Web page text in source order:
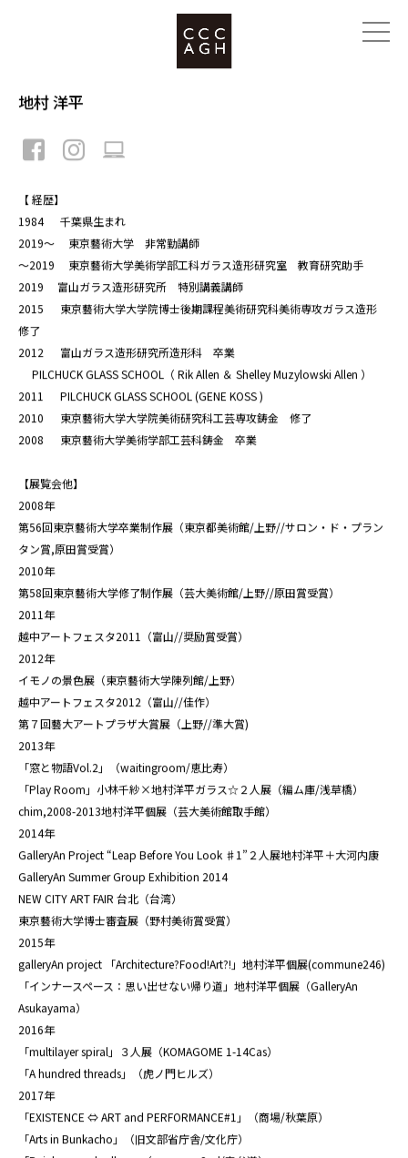
地村 洋平
【 経歴】
1984 千葉県生まれ
2019～ 東京藝術大学 非常勤講師
～2019 東京藝術大学美術学部工科ガラス造形研究室 教育研究助手
2019 富山ガラス造形研究所 特別講義講師
2015 東京藝術大学大学院博士後期課程美術研究科美術専攻ガラス造形
修了
2012 富山ガラス造形研究所造形科 卒業
PILCHUCK GLASS SCHOOL（ Rik Allen ＆ Shelley Muzylowski Allen ）
2011 PILCHUCK GLASS SCHOOL (GENE KOSS )
2010 東京藝術大学大学院美術研究科工芸専攻鋳金 修了
2008 東京藝術大学美術学部工芸科鋳金 卒業
【展覧会他】
2008年
第56回東京藝術大学卒業制作展（東京都美術館/上野//サロン・ド・プラン
タン賞,原田賞受賞）
2010年
第58回東京藝術大学修了制作展（芸大美術館/上野//原田賞受賞）
2011年
越中アートフェスタ2011（富山//奨励賞受賞）
2012年
イモノの景色展（東京藝術大学陳列館/上野）
越中アートフェスタ2012（富山//佳作）
第７回藝大アートプラザ大賞展（上野//準大賞)
2013年
「窓と物語Vol.2」（waitingroom/恵比寿）
「Play Room」小林千紗×地村洋平ガラス☆２人展（編ム庫/浅草橋）
chim,2008-2013地村洋平個展（芸大美術館取手館）
2014年
GalleryAn Project “Leap Before You Look ♯1”２人展地村洋平＋大河内康
GalleryAn Summer Group Exhibition 2014
NEW CITY ART FAIR 台北（台湾）
東京藝術大学博士審査展（野村美術賞受賞）
2015年
galleryAn project 「Architecture?Food!Art?!」地村洋平個展(commune246)
「インナースペース：思い出せない帰り道」地村洋平個展（GalleryAn
Asukayama）
2016年
「multilayer spiral」３人展（KOMAGOME 1-14Cas）
「A hundred threads」（虎ノ門ヒルズ）
2017年
「EXISTENCE ⇔ ART and PERFORMANCE#1」（商場/秋葉原）
「Arts in Bunkacho」（旧文部省庁舎/文化庁）